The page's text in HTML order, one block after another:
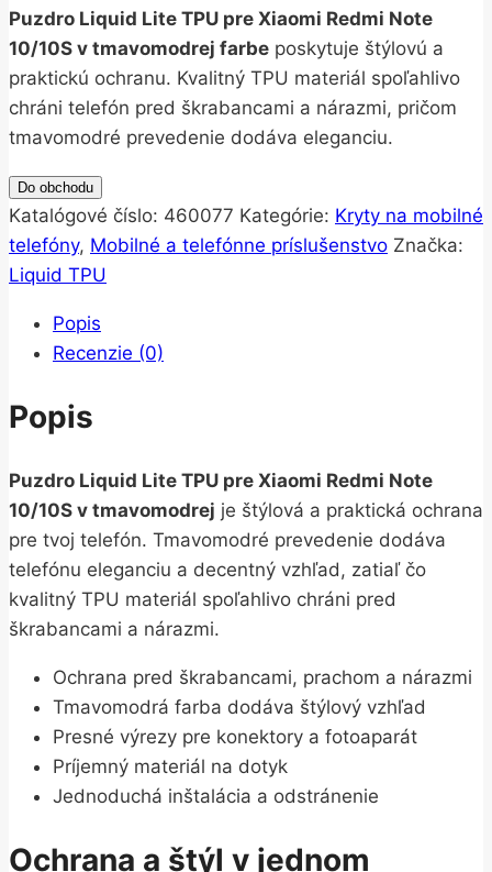
Puzdro Liquid Lite TPU pre Xiaomi Redmi Note
10/10S v tmavomodrej farbe poskytuje štýlovú a
praktickú ochranu. Kvalitný TPU materiál spoľahlivo
chráni telefón pred škrabancami a nárazmi, pričom
tmavomodré prevedenie dodáva eleganciu.
Do obchodu
Katalógové číslo: 460077 Kategórie: Kryty na mobilné
telefóny, Mobilné a telefónne príslušenstvo Značka:
Liquid TPU
Popis
Recenzie (0)
Popis
Puzdro Liquid Lite TPU pre Xiaomi Redmi Note
10/10S v tmavomodrej je štýlová a praktická ochrana
pre tvoj telefón. Tmavomodré prevedenie dodáva
telefónu eleganciu a decentný vzhľad, zatiaľ čo
kvalitný TPU materiál spoľahlivo chráni pred
škrabancami a nárazmi.
Ochrana pred škrabancami, prachom a nárazmi
Tmavomodrá farba dodáva štýlový vzhľad
Presné výrezy pre konektory a fotoaparát
Príjemný materiál na dotyk
Jednoduchá inštalácia a odstránenie
Ochrana a štýl v jednom